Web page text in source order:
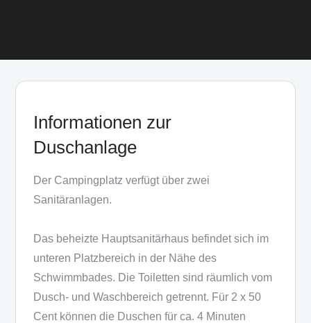
Informationen zur
Duschanlage
Der Campingplatz verfügt über zwei
Sanitäranlagen.
Das beheizte Hauptsanitärhaus befindet sich im
unteren Platzbereich in der Nähe des
Schwimmbades. Die Toiletten sind räumlich vom
Dusch- und Waschbereich getrennt. Für 2 x 50
Cent können die Duschen für ca. 4 Minuten